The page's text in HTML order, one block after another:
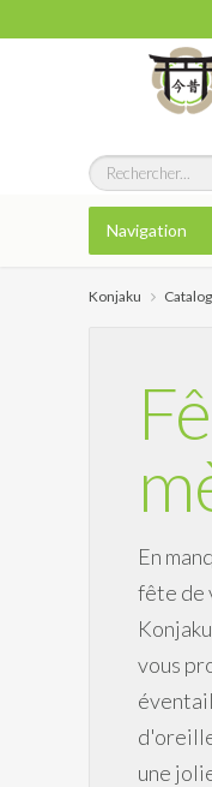
Navigation
Konjaku
En
fête de
vous
une